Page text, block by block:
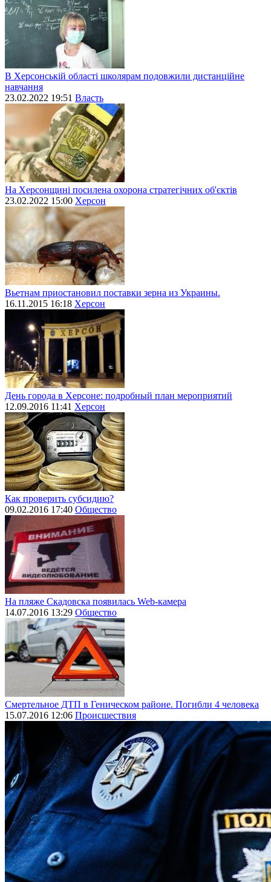
В Херсонській області школярам подовжили дистанційне
навчання
23.02.2022 19:51 Власть
На Херсонщині посилена охорона стратегічних об'єктів
23.02.2022 15:00 Херсон
Вьетнам приостановил поставки зерна из Украины.
16.11.2015 16:18 Херсон
День города в Херсоне: подробный план мероприятий
12.09.2016 11:41 Херсон
Как проверить субсидию?
09.02.2016 17:40 Общество
На пляже Скадовска появилась Web-камера
14.07.2016 13:29 Общество
Смертельное ДТП в Геническом районе. Погибли 4 человека
15.07.2016 12:06 Происшествия